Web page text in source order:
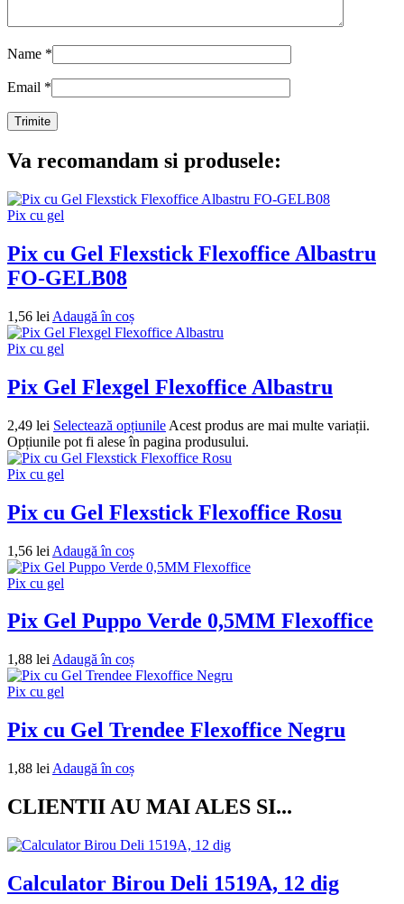
Name *
Email *
Va recomandam si produsele:
Pix cu gel
Pix cu Gel Flexstick Flexoffice Albastru
FO-GELB08
1,56 lei Adaugă în coș
Pix cu gel
Pix Gel Flexgel Flexoffice Albastru
2,49 lei Selectează opțiunile Acest produs are mai multe variații.
Opțiunile pot fi alese în pagina produsului.
Pix cu gel
Pix cu Gel Flexstick Flexoffice Rosu
1,56 lei Adaugă în coș
Pix cu gel
Pix Gel Puppo Verde 0,5MM Flexoffice
1,88 lei Adaugă în coș
Pix cu gel
Pix cu Gel Trendee Flexoffice Negru
1,88 lei Adaugă în coș
CLIENTII AU MAI ALES SI...
Calculator Birou Deli 1519A, 12 dig